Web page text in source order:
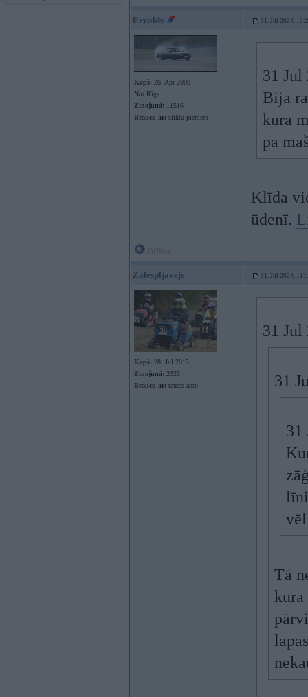
Ervalds 31. Jul 2024,
Kopš: 26. Apr 2008
No: Rīga
Ziņojumi: 11516
Braucu ar: sliktu piemēru
31
Bija
kura
pa
Klīda
ūdenī.
Zalespljavejs 31. Jul 2024,
Kopš: 28. Jul 2015
Ziņojumi: 2925
Braucu ar: tautas auto
31
31
31
Tā